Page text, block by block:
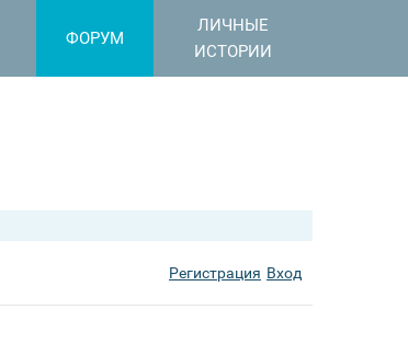
ФОРУМ
ЛИЧНЫЕ
ИСТОРИИ
Регистрация Вход